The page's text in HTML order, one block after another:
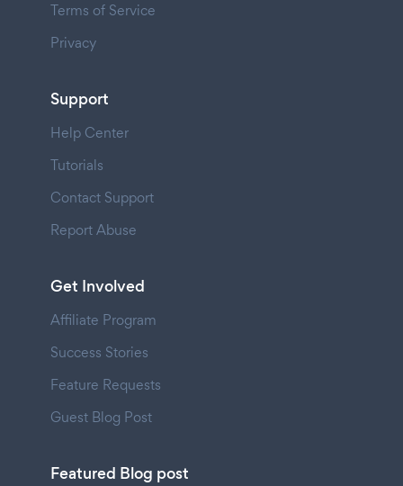
Terms of Service
Privacy
Support
Help Center
Tutorials
Contact Support
Report Abuse
Get Involved
Affiliate Program
Success Stories
Feature Requests
Guest Blog Post
Featured Blog post